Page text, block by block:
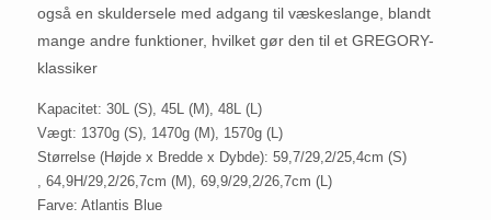
også en skuldersele med adgang til væskeslange, blandt
mange andre funktioner, hvilket gør den til et GREGORY-
klassiker
Kapacitet: 30L (S), 45L (M), 48L (L)
Vægt: 1370g (S), 1470g (M), 1570g (L)
Størrelse (Højde x Bredde x Dybde): 59,7/29,2/25,4cm (S)
, 64,9H/29,2/26,7cm (M), 69,9/29,2/26,7cm (L)
Farve: Atlantis Blue